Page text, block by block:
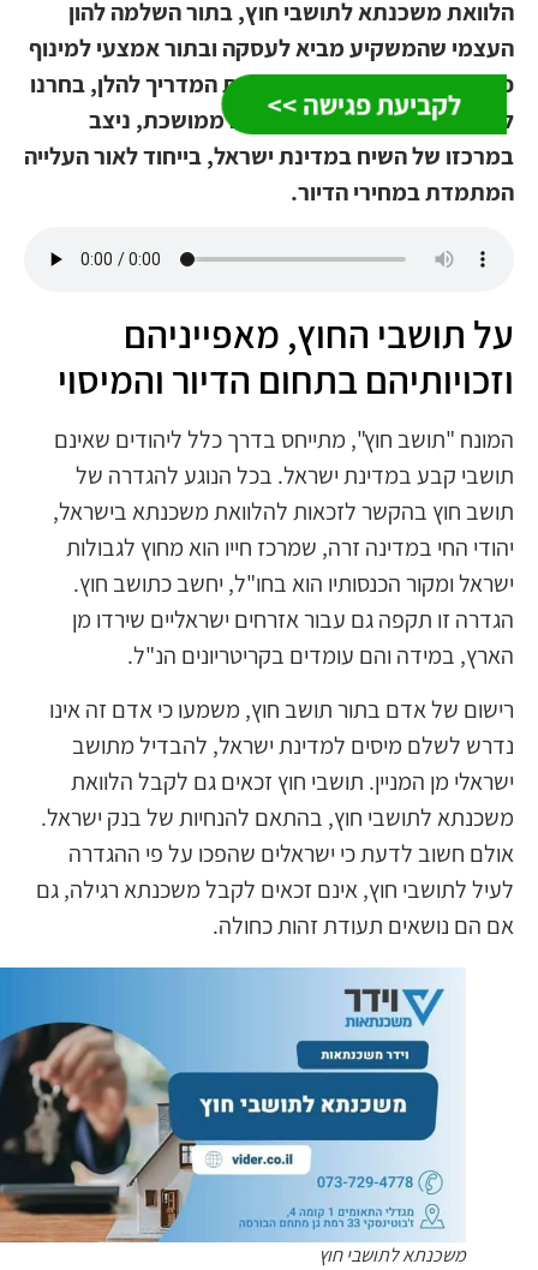
לקביעת פגישה >>
הלוואת משכנתא לתושבי חוץ, בתור השלמה להון
העצמי שהמשקיע מביא לעסקה ובתור אמצעי למינוף
פוטנציאל הרווח מההשקעה. את המדריך להלן, בחרנו
להקדיש לנושא שלאורך תקופה ממושכת, ניצב
במרכזו של השיח במדינת ישראל, בייחוד לאור העלייה
המתמדת במחירי הדיור.
על תושבי החוץ, מאפייניהם
וזכויותיהם בתחום הדיור והמיסוי
המונח "תושב חוץ", מתייחס בדרך כלל ליהודים שאינם
תושבי קבע במדינת ישראל. בכל הנוגע להגדרה של
תושב חוץ בהקשר לזכאות להלוואת משכנתא בישראל,
יהודי החי במדינה זרה, שמרכז חייו הוא מחוץ לגבולות
ישראל ומקור הכנסותיו הוא בחו"ל, יחשב כתושב חוץ.
הגדרה זו תקפה גם עבור אזרחים ישראליים שירדו מן
הארץ, במידה והם עומדים בקריטריונים הנ"ל.
רישום של אדם בתור תושב חוץ, משמעו כי אדם זה אינו
נדרש לשלם מיסים למדינת ישראל, להבדיל מתושב
ישראלי מן המניין. תושבי חוץ זכאים גם לקבל הלוואת
משכנתא לתושבי חוץ, בהתאם להנחיות של בנק ישראל.
אולם חשוב לדעת כי ישראלים שהפכו על פי ההגדרה
לעיל לתושבי חוץ, אינם זכאים לקבל משכנתא רגילה, גם
אם הם נושאים תעודת זהות כחולה.
משכנתא לתושבי חוץ